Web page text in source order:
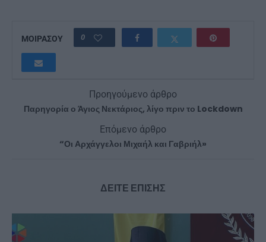
ΜΟΙΡΑΣΟΥ 0
Προηγούμενο άρθρο
Παρηγορία ο Άγιος Νεκτάριος, λίγο πριν το Lockdown
Επόμενο άρθρο
“Οι Αρχάγγελοι Μιχαήλ και Γαβριήλ»
ΔΕΙΤΕ ΕΠΙΣΗΣ